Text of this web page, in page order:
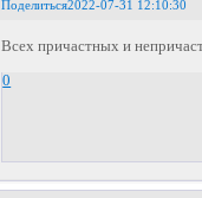
Поделиться2022-07-31 12:10:30
Всех причастных и
0